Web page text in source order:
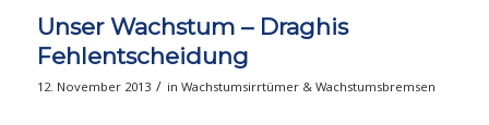
Unser Wachstum – Draghis
Fehlentscheidung
12. November 2013 / in Wachstumsirrtümer & Wachstumsbremsen